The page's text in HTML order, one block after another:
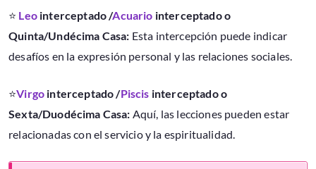
⭐ Leointerceptado /Acuario interceptado o
Quinta/Undécima Casa: Esta intercepción puede indicar
desafíos en la expresión personal y las relaciones sociales.
⭐Virgo interceptado /Piscis interceptado o
Sexta/Duodécima Casa: Aquí, las lecciones pueden estar
relacionadas con el servicio y la espiritualidad.